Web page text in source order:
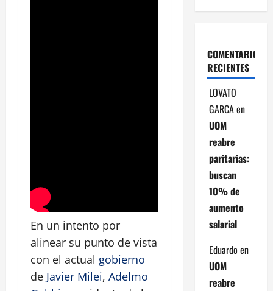
En un intento por
alinear su punto de vista
con el actual gobierno
de Javier Milei, Adelmo
COMENTARIOS
RECIENTES
LOVATO
GARCAen
UOM
reabre
paritarias:
buscan
10% de
aumento
salarial
Eduardo en
UOM
reabre